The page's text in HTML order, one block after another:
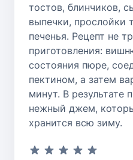
тостов, блинчиков,
выпечки, прослойки
печенья. Рецепт не
приготовления:
состояния пюре,
пектином, а затем
минут. В результате
нежный джем,
хранится всю зиму.